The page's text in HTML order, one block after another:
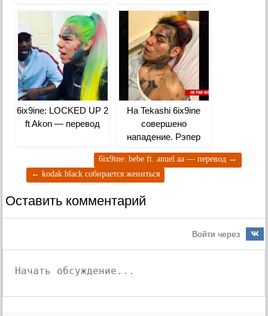
пожизненно
6ix9ine: LOCKED UP 2
ft Akon — перевод
На Tekashi 6ix9ine
совершено
нападение. Рэпер
6ix9ine: bebe ft. anuel aa — перевод →
← kodak black собирается жениться
Оставить комментарий
Войти через